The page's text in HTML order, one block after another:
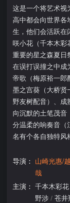
这是一个将艺术视
高中都会向世界各
生，他们会活跃在
咲小花（千本木彩
重要的星之森夏日
在误打误撞之中成
帝歌（梅原裕一郎
墨之宫葵（大桥贤
野友树配音）、
向沉默的土笔茂
分温柔的响奏音（
名有个各自独特风
导演： 山崎光惠/
哉
主演： 千本木彩花
野涉 / 苍井